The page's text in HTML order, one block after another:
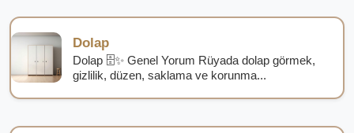
Dolap
Dolap 🗄️✨ Genel Yorum Rüyada dolap görmek,
gizlilik, düzen, saklama ve korunma...